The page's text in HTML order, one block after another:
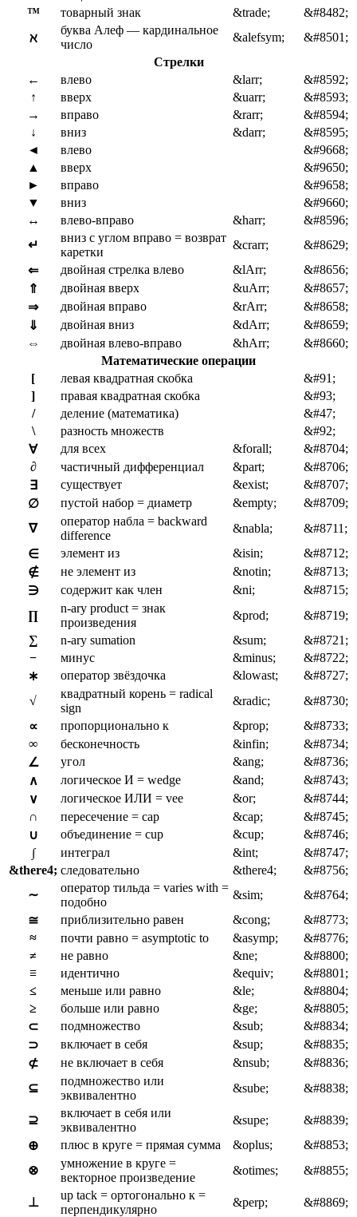
™
товарный знак &trade;
&#8482;
ℵ
буква Алеф — кардинальное
число
&alefsym;
&#8501;
Стрелки
←
влево &larr;
&#8592;
↑
вверх &uarr;
&#8593;
→
вправо &rarr;
&#8594;
↓
вниз &darr;
&#8595;
◄
влево
&#9668;
▲
вверх
&#9650;
►
вправо
&#9658;
▼
вниз
&#9660;
↔
влево-вправо &harr;
&#8596;
↵
вниз с углом вправо = возврат
каретки
&crarr;
&#8629;
⇐
двойная стрелка влево &lArr;
&#8656;
⇑
двойная вверх &uArr;
&#8657;
⇒
двойная вправо &rArr;
&#8658;
⇓
двойная вниз &dArr;
&#8659;
⇔
двойная влево-вправо &hArr;
&#8660;
Математические операции
[
левая квадратная скобка
&#91;
]
правая квадратная скобка
&#93;
/
деление (математика)
&#47;
\
разность множеств
&#92;
∀
для всех &forall;
&#8704;
∂
частичный дифференциал &part;
&#8706;
∃
существует &exist;
&#8707;
∅
пустой набор = диаметр &empty;
&#8709;
∇
оператор набла = backward
difference
&nabla;
&#8711;
∈
элемент из &isin;
&#8712;
∉
не элемент из &notin;
&#8713;
∋
содержит как член &ni;
&#8715;
∏
n-ary product = знак
произведения
&prod;
&#8719;
∑
n-ary sumation &sum;
&#8721;
−
минус &minus;
&#8722;
∗
оператор звёздочка &lowast;
&#8727;
√
квадратный корень = radical
sign
&radic;
&#8730;
∝
пропорционально к &prop;
&#8733;
∞
бесконечность &infin;
&#8734;
∠
угол &ang;
&#8736;
∧
логическое И = wedge &and;
&#8743;
∨
логическое ИЛИ = vee &or;
&#8744;
∩
пересечение = cap &cap;
&#8745;
∪
объединение = cup &cup;
&#8746;
∫
интеграл &int;
&#8747;
&there4; следовательно &there4;
&#8756;
∼
оператор тильда = varies with =
подобно
&sim;
&#8764;
≅
приблизительно равен &cong;
&#8773;
≈
почти равно = asymptotic to &asymp;
&#8776;
≠
не равно &ne;
&#8800;
≡
идентично &equiv;
&#8801;
≤
меньше или равно &le;
&#8804;
≥
больше или равно &ge;
&#8805;
⊂
подмножество &sub;
&#8834;
⊃
включает в себя &sup;
&#8835;
⊄
не включает в себя &nsub;
&#8836;
⊆
подмножество или
эквивалентно
&sube; &#8838;
⊇
включает в себя или
эквивалентно
&supe;
&#8839;
⊕
плюс в круге = прямая сумма &oplus;
&#8853;
⊗
умножение в круге =
векторное произведение
&otimes; &#8855;
⊥
up tack = ортогонально к =
перпендикулярно
&perp;
&#8869;